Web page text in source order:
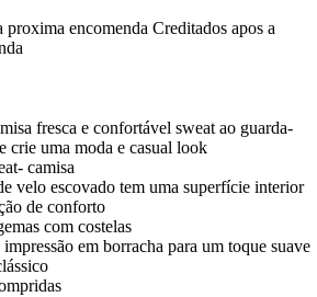
proxima encomenda Creditados apos a
fresca e confortável sweat ao guarda-
crie uma moda e casual look
camisa
velo escovado tem uma superfície interior
de conforto
com costelas
em borracha para um toque suave